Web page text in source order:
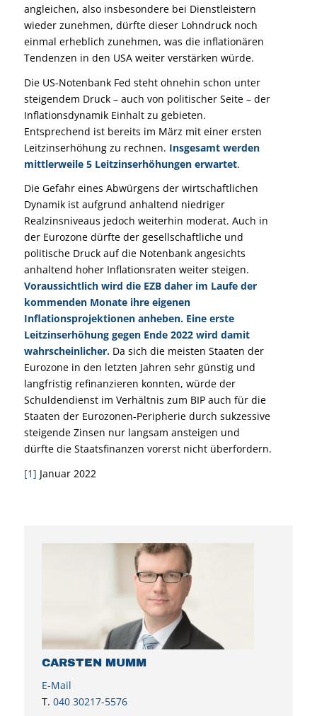
angleichen, also insbesondere bei Dienstleistern
wieder zunehmen, dürfte dieser Lohndruck noch
einmal erheblich zunehmen, was die inflationären
Tendenzen in den USA weiter verstärken würde.
Die US-Notenbank Fed steht ohnehin schon unter
steigendem Druck – auch von politischer Seite – der
Inflationsdynamik Einhalt zu gebieten.
Entsprechend ist bereits im März mit einer ersten
Leitzinserhöhung zu rechnen. Insgesamt werden
mittlerweile 5 Leitzinserhöhungen erwartet.
Die Gefahr eines Abwürgens der wirtschaftlichen
Dynamik ist aufgrund anhaltend niedriger
Realzinsniveaus jedoch weiterhin moderat. Auch in
der Eurozone dürfte der gesellschaftliche und
politische Druck auf die Notenbank angesichts
anhaltend hoher Inflationsraten weiter steigen.
Voraussichtlich wird die EZB daher im Laufe der
kommenden Monate ihre eigenen
Inflationsprojektionen anheben. Eine erste
Leitzinserhöhung gegen Ende 2022 wird damit
wahrscheinlicher.Da sich die meisten Staaten der
Eurozone in den letzten Jahren sehr günstig und
langfristig refinanzieren konnten, würde der
Schuldendienst im Verhältnis zum BIP auch für die
Staaten der Eurozonen-Peripherie durch sukzessive
steigende Zinsen nur langsam ansteigen und
dürfte die Staatsfinanzen vorerst nicht überfordern.
[1] Januar 2022
CARSTEN MUMM
E-Mail
T. 040 30217-5576